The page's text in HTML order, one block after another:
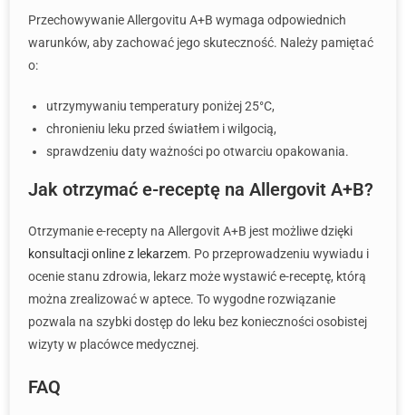
Przechowywanie Allergovitu A+B wymaga odpowiednich
warunków, aby zachować jego skuteczność. Należy pamiętać
o:
utrzymywaniu temperatury poniżej 25°C,
chronieniu leku przed światłem i wilgocią,
sprawdzeniu daty ważności po otwarciu opakowania.
Jak otrzymać e-receptę na Allergovit A+B?
Otrzymanie e-recepty na Allergovit A+B jest możliwe dzięki
konsultacji online z lekarzem. Po przeprowadzeniu wywiadu i
ocenie stanu zdrowia, lekarz może wystawić e-receptę, którą
można zrealizować w aptece. To wygodne rozwiązanie
pozwala na szybki dostęp do leku bez konieczności osobistej
wizyty w placówce medycznej.
FAQ